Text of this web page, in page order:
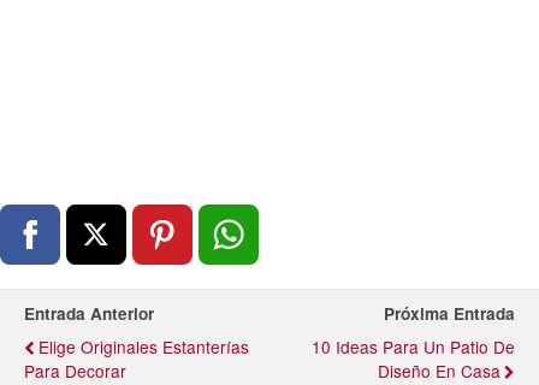
Entrada Anterior
Elige Originales Estanterías
Para Decorar
Próxima Entrada
10 Ideas Para Un Patio De
Diseño En Casa